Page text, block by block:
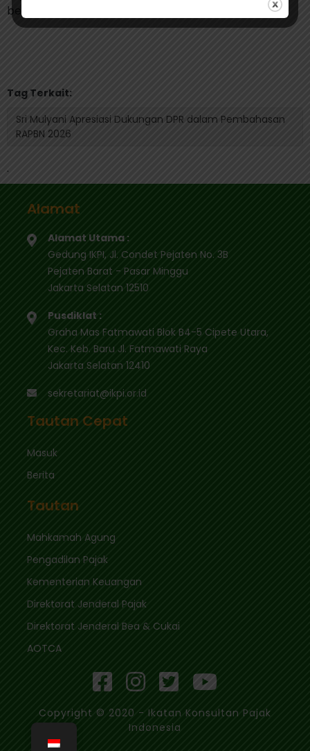
berdaulat, adil, dan makmur,” ujarnya. (alf)
Tag Terkait:
Sri Mulyani Apresiasi Dukungan DPR dalam Pembahasan
RAPBN 2026
.
Alamat
Alamat Utama :
Gedung IKPI, Jl. Condet Pejaten No. 3B
Pejaten Barat - Pasar Minggu
Jakarta Selatan 12510
Pusdiklat :
Graha Mas Fatmawati Blok B4-5 Cipete Utara,
Kec. Keb. Baru Jl. Fatmawati Raya
Jakarta Selatan 12410
sekretariat@ikpi.or.id
Tautan Cepat
Masuk
Berita
Tautan
Mahkamah Agung
Pengadilan Pajak
Kementerian Keuangan
Direktorat Jenderal Pajak
Direktorat Jenderal Bea & Cukai
AOTCA
Copyright © 2020 - Ikatan Konsultan Pajak
Indonesia